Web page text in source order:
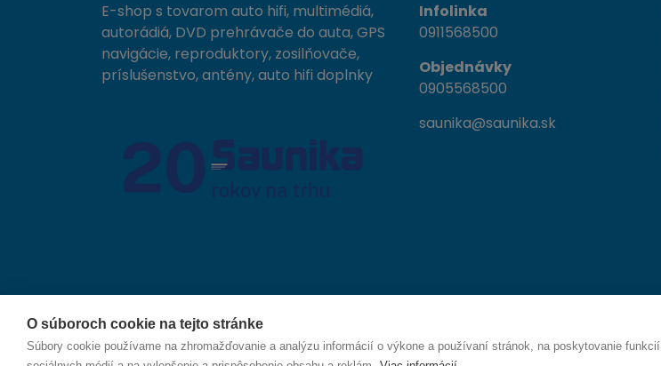
O súboroch cookie na tejto stránke
Súbory cookie používame na zhromažďovanie a analýzu informácií o výkone a používaní stránok, na poskytovanie funkcií
E-shop s tovarom auto hifi, multimédiá,
autorádiá, DVD prehrávače do auta, GPS
navigácie, reproduktory, zosilňovače,
príslušenstvo, antény, auto hifi doplnky
Infolinka
0911568500
Objednávky
0905568500
saunika@saunika.sk
© 2026 SAUNIKA spol. s r.o. Zlatovská 1783, 911 05 Trenčín